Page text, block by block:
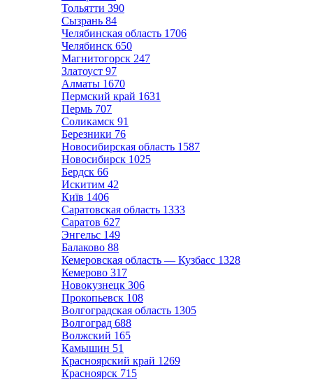
Тольятти 390
Сызрань 84
Челябинская область 1706
Челябинск 650
Магнитогорск 247
Златоуст 97
Алматы 1670
Пермский край 1631
Пермь 707
Соликамск 91
Березники 76
Новосибирская область 1587
Новосибирск 1025
Бердск 66
Искитим 42
Київ 1406
Саратовская область 1333
Саратов 627
Энгельс 149
Балаково 88
Кемеровская область — Кузбасс 1328
Кемерово 317
Новокузнецк 306
Прокопьевск 108
Волгоградская область 1305
Волгоград 688
Волжский 165
Камышин 51
Красноярский край 1269
Красноярск 715